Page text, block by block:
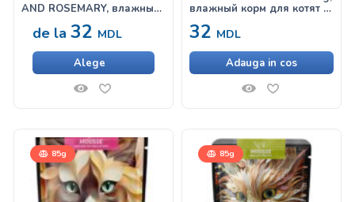
AND ROSEMARY, влажный
говядиной, сладким
de la32 MDL
Alege
влажный корм для котят с
32 MDL
Adauga in cos
85g 85g